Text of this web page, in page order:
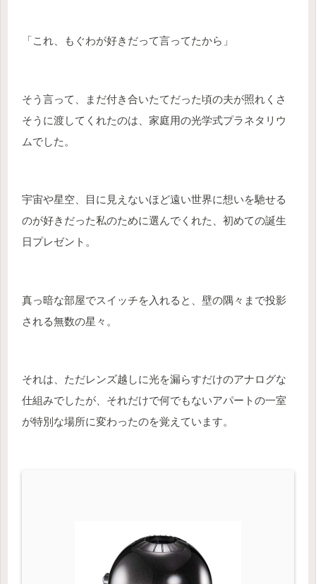
「これ、もぐわが好きだって言ってたから」
そう言って、まだ付き合いたてだった頃の夫が照れくさ
そうに渡してくれたのは、家庭用の光学式プラネタリウ
ムでした。
宇宙や星空、目に見えないほど遠い世界に想いを馳せる
のが好きだった私のために選んでくれた、初めての誕生
日プレゼント。
真っ暗な部屋でスイッチを入れると、壁の隅々まで投影
される無数の星々。
それは、ただレンズ越しに光を漏らすだけのアナログな
仕組みでしたが、それだけで何でもないアパートの一室
が特別な場所に変わったのを覚えています。